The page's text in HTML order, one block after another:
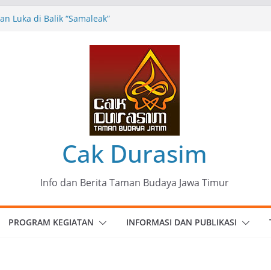
Luka di Balik “Samaleak”
Ungkapan Kritis Tentang Derita
Patria Seni Rupa Kota Blitar :
Menjadi Mantra Perlawanan
Cak Durasim
Info dan Berita Taman Budaya Jawa Timur
PROGRAM KEGIATAN INFORMASI DAN PUBLIKASI